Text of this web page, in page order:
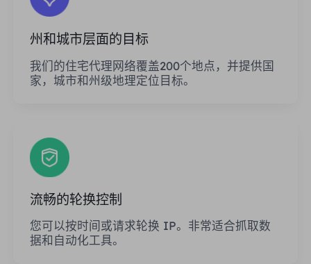
州和城市层面的目标
我们的住宅代理网络覆盖200个地点，并提供国
家，城市和州级地理定位目标。
流畅的轮换控制
您可以按时间或请求轮换 IP。非常适合抓取数
据和自动化工具。